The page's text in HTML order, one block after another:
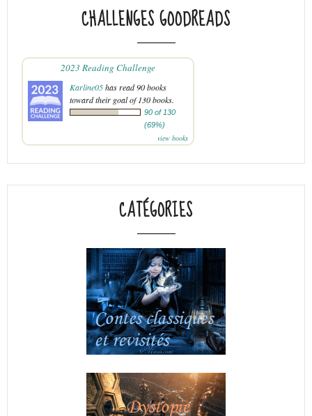
CHALLENGES GOODREADS
2023 Reading Challenge
Karline05has read 90 books
toward their goal of 130 books.
90 of 130
(69%)
view books
CATÉGORIES